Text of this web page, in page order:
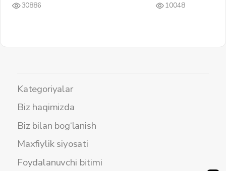
30886 10048
Kategoriyalar
Biz haqimizda
Biz bilan bog‘lanish
Maxfiylik siyosati
Foydalanuvchi bitimi